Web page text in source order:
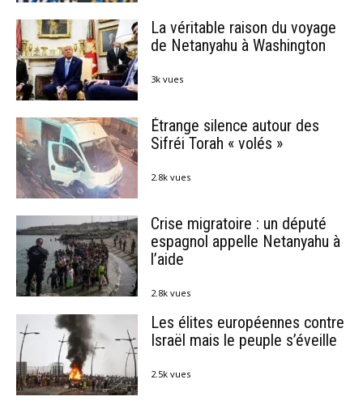
La véritable raison du voyage
de Netanyahu à Washington
3k vues
Étrange silence autour des
Sifréi Torah « volés »
2.8k vues
Crise migratoire : un député
espagnol appelle Netanyahu à
l’aide
2.8k vues
Les élites européennes contre
Israël mais le peuple s’éveille
2.5k vues